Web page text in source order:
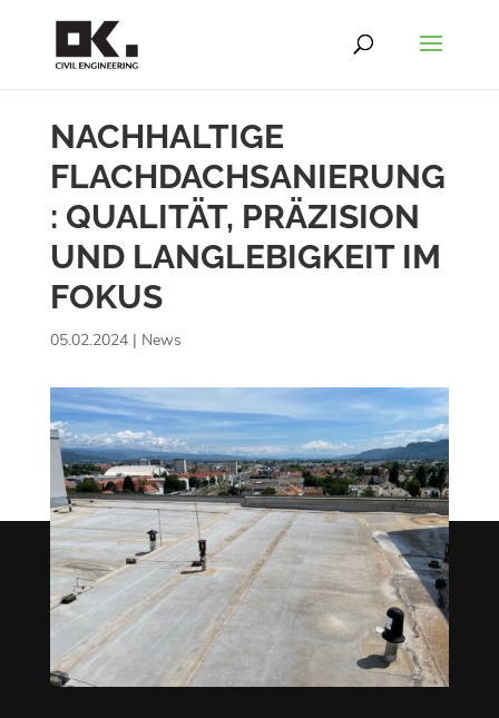
NACHHALTIGE
FLACHDACHSANIERUNG
: QUALITÄT, PRÄZISION
UND LANGLEBIGKEIT IM
FOKUS
05.02.2024| News